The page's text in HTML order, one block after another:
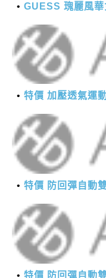
GUESS 瑰麗風
特價 加壓透氣運
特價 防回彈自動
特價 防回彈自動